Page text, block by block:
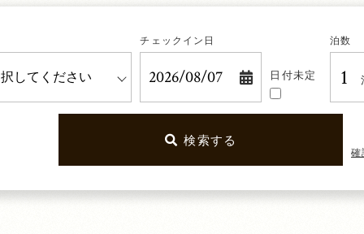
チェックイン日
日付未定
泊数
検索する
確